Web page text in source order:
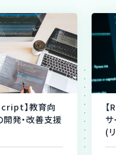
】教育向
発・改善支援
(